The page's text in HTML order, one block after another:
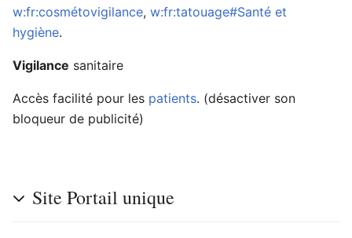
Ouvrir le menu principal
Lire
w:fr:cosmétovigilance, w:fr:tatouage#Santé et
hygiène.
Vigilance sanitaire
Accès facilité pour les patients. (désactiver son
bloqueur de publicité)
Site Portail unique